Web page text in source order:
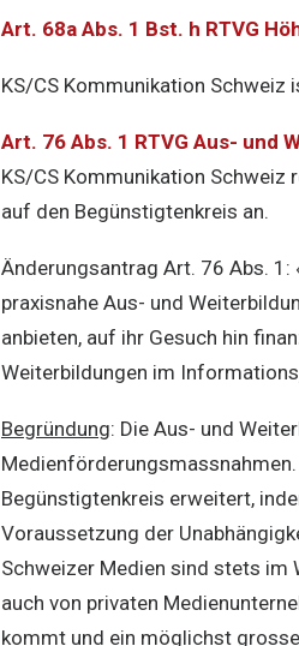
Art. 68a Abs. 1 Bst. h RTVG
KS/CS Kommunikation Schweiz
Art. 76 Abs. 1 RTVG Aus- und
KS/CS Kommunikation Schweiz
auf den Begünstigtenkreis an.
Änderungsantrag Art. 76 Abs. 1:
praxisnahe Aus- und
anbieten, auf ihr Gesuch hin
Weiterbildungen im
Begründung: Die Aus- und
Begünstigtenkreis erweitert,
Voraussetzung der
Schweizer Medien sind stets im
auch von privaten
kommt und ein möglichst